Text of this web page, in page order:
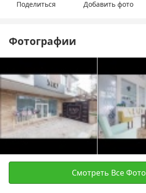
Поделиться Добавить фото
Фотографии
Смотреть Все Фото